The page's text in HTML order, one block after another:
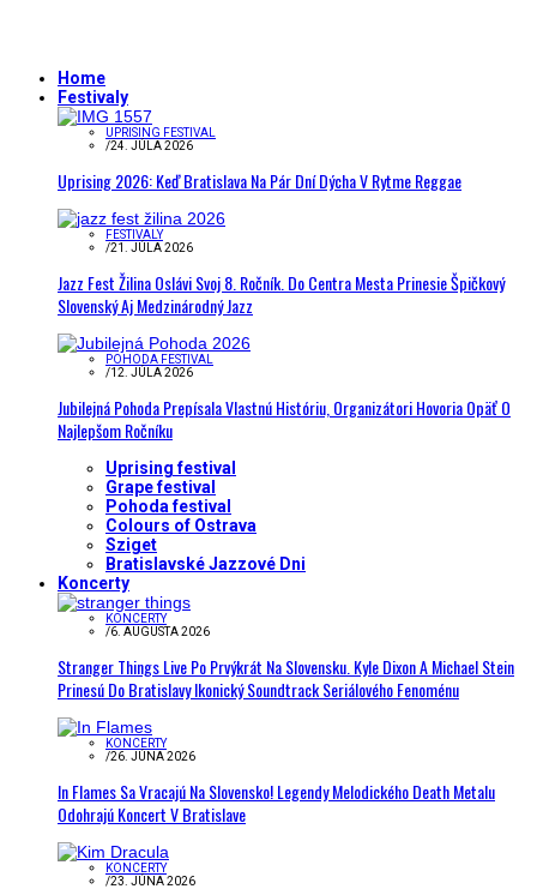
Home
Festivaly
UPRISING FESTIVAL
/24. JÚLA 2026
Uprising 2026: Keď Bratislava Na Pár Dní Dýcha V Rytme Reggae
FESTIVALY
/21. JÚLA 2026
Jazz Fest Žilina Oslávi Svoj 8. Ročník. Do Centra Mesta Prinesie Špičkový
Slovenský Aj Medzinárodný Jazz
POHODA FESTIVAL
/12. JÚLA 2026
Jubilejná Pohoda Prepísala Vlastnú Históriu, Organizátori Hovoria Opäť O
Najlepšom Ročníku
Uprising festival
Grape festival
Pohoda festival
Colours of Ostrava
Sziget
Bratislavské Jazzové Dni
Koncerty
KONCERTY
/6. AUGUSTA 2026
Stranger Things Live Po Prvýkrát Na Slovensku. Kyle Dixon A Michael Stein
Prinesú Do Bratislavy Ikonický Soundtrack Seriálového Fenoménu
KONCERTY
/26. JÚNA 2026
In Flames Sa Vracajú Na Slovensko! Legendy Melodického Death Metalu
Odohrajú Koncert V Bratislave
KONCERTY
/23. JÚNA 2026